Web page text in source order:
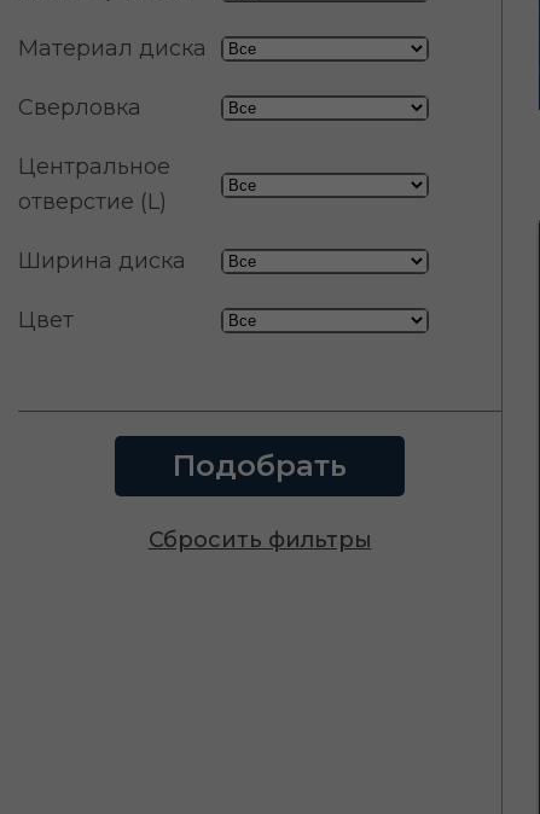
Материал диска
Сверловка
Центральное
отверстие (L)
Ширина диска
Цвет
Подобрать
Сбросить фильтры